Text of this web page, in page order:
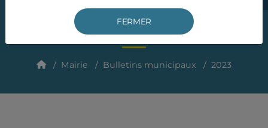
2023
Mairie Bulletins municipaux 2023
FERMER